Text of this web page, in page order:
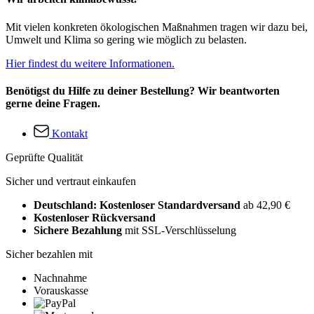
Mit vielen konkreten ökologischen Maßnahmen tragen wir dazu bei,
Umwelt und Klima so gering wie möglich zu belasten.
Hier findest du weitere Informationen.
Benötigst du Hilfe zu deiner Bestellung? Wir beantworten
gerne deine Fragen.
Kontakt
Geprüfte Qualität
Sicher und vertraut einkaufen
Deutschland: Kostenloser Standardversand ab 42,90 €
Kostenloser Rückversand
Sichere Bezahlung mit SSL-Verschlüsselung
Sicher bezahlen mit
Nachnahme
Vorauskasse